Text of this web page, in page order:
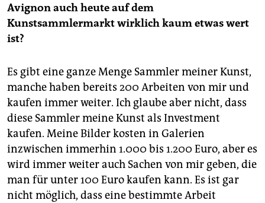
Avignon auch heute auf dem
Kunstsammlermarkt wirklich kaum etwas wert
ist?
Es gibt eine ganze Menge Sammler meiner Kunst,
manche haben bereits 200 Arbeiten von mir und
kaufen immer weiter. Ich glaube aber nicht, dass
diese Sammler meine Kunst als Investment
kaufen. Meine Bilder kosten in Galerien
inzwischen immerhin 1.000 bis 1.200 Euro, aber es
wird immer weiter auch Sachen von mir geben, die
man für unter 100 Euro kaufen kann. Es ist gar
nicht möglich, dass eine bestimmte Arbeit